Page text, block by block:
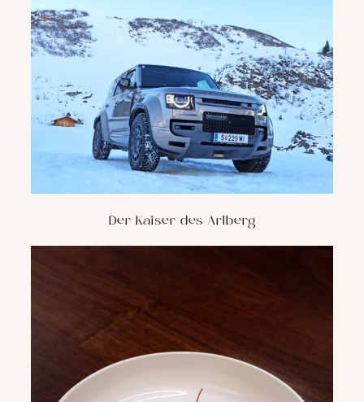
Der Kaiser des Arlberg